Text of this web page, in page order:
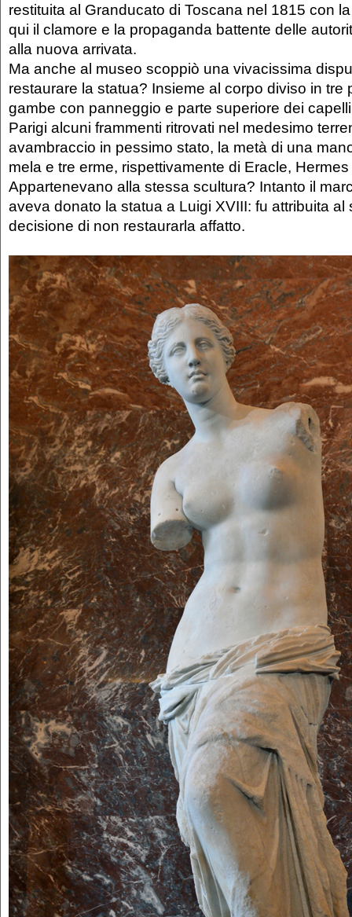
restituita al Granducato di Toscana nel 1815 con
qui il clamore e la propaganda battente delle
alla nuova arrivata.
Ma anche al museo scoppiò una vivacissima
restaurare la statua? Insieme al corpo diviso in tre
gambe con panneggio e parte superiore dei
Parigi alcuni frammenti ritrovati nel medesimo
avambraccio in pessimo stato, la metà di una
mela e tre erme, rispettivamente di Eracle,
Appartenevano alla stessa scultura? Intanto il
aveva donato la statua a Luigi XVIII: fu attribuita al
decisione di non restaurarla affatto.